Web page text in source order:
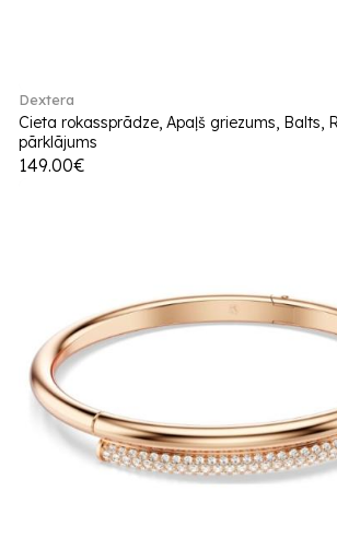
Dextera
Cieta rokassprādze, Apaļš griezums, Balts,
pārklājums
149.00€